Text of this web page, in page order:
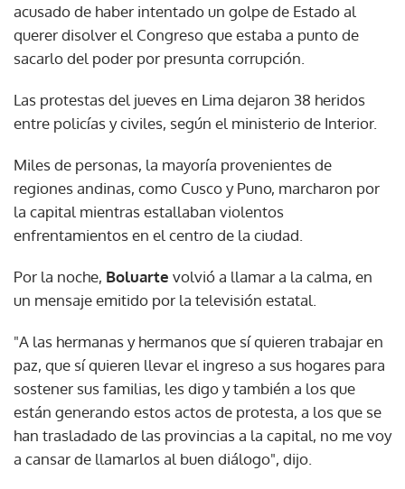
acusado de haber intentado un golpe de Estado al
querer disolver el Congreso que estaba a punto de
sacarlo del poder por presunta corrupción.
Las protestas del jueves en Lima dejaron 38 heridos
entre policías y civiles, según el ministerio de Interior.
Miles de personas, la mayoría provenientes de
regiones andinas, como Cusco y Puno, marcharon por
la capital mientras estallaban violentos
enfrentamientos en el centro de la ciudad.
Por la noche, Boluarte volvió a llamar a la calma, en
un mensaje emitido por la televisión estatal.
"A las hermanas y hermanos que sí quieren trabajar en
paz, que sí quieren llevar el ingreso a sus hogares para
sostener sus familias, les digo y también a los que
están generando estos actos de protesta, a los que se
han trasladado de las provincias a la capital, no me voy
a cansar de llamarlos al buen diálogo", dijo.